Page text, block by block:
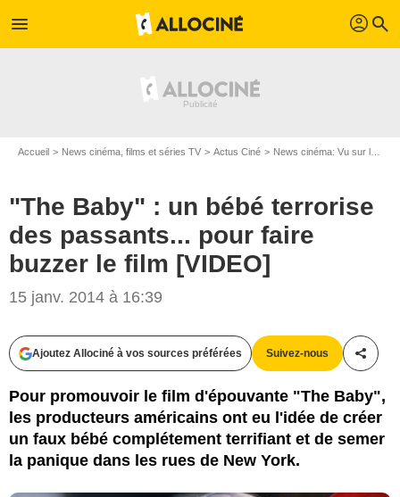
menu profil search
Accueil News cinéma, films et séries TV Actus Ciné News cinéma: Vu sur le web
"The Baby" : un bébé terrorise
des passants... pour faire
buzzer le film [VIDEO]
15 janv. 2014 à 16:39
Ajoutez Allociné à vos sources préférées Suivez-nous
Pour promouvoir le film d'épouvante "The Baby",
les producteurs américains ont eu l'idée de créer
un faux bébé complétement terrifiant et de semer
la panique dans les rues de New York.